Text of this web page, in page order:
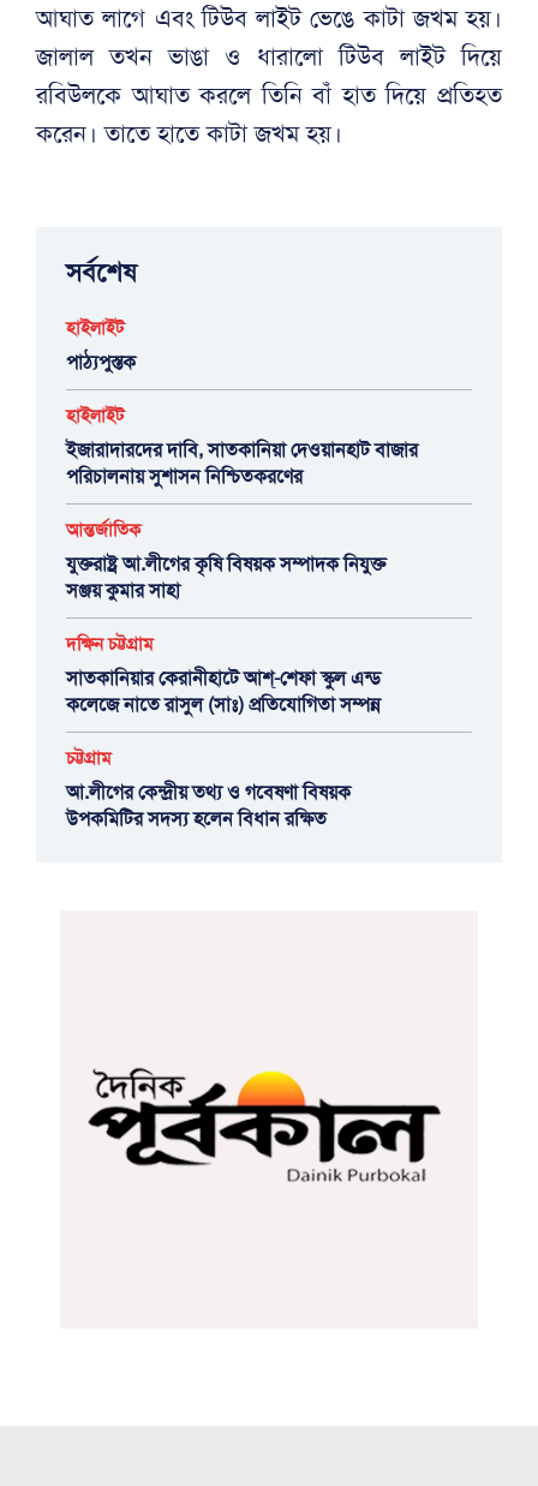
আঘাত লাগে এবং টিউব লাইট ভেঙে কাটা জখম হয়।
জালাল তখন ভাঙা ও ধারালো টিউব লাইট দিয়ে
রবিউলকে আঘাত করলে তিনি বাঁ হাত দিয়ে প্রতিহত
করেন। তাতে হাতে কাটা জখম হয়।
সর্বশেষ
হাইলাইট
পাঠ্যপুস্তক
হাইলাইট
ইজারাদারদের দাবি, সাতকানিয়া দেওয়ানহাট বাজার
পরিচালনায় সুশাসন নিশ্চিতকরণের
আন্তর্জাতিক
যুক্তরাষ্ট্র আ.লীগের কৃষি বিষয়ক সম্পাদক নিযুক্ত
সঞ্জয় কুমার সাহা
দক্ষিন চট্টগ্রাম
সাতকানিয়ার কেরানীহাটে আশ্-শেফা স্কুল এন্ড
কলেজে নাতে রাসুল (সাঃ) প্রতিযোগিতা সম্পন্ন
চট্টগ্রাম
আ.লীগের কেন্দ্রীয় তথ্য ও গবেষণা বিষয়ক
উপকমিটির সদস্য হলেন বিধান রক্ষিত